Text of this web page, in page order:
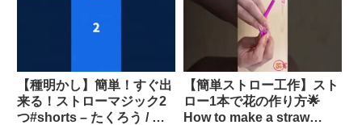
【種明かし】簡単！すぐ出
来る！ストローマジック2
つ#shorts – たくろう / マ
【簡単ストロー工作】スト
ロー1本で花の作り方🌟
How to make a straw